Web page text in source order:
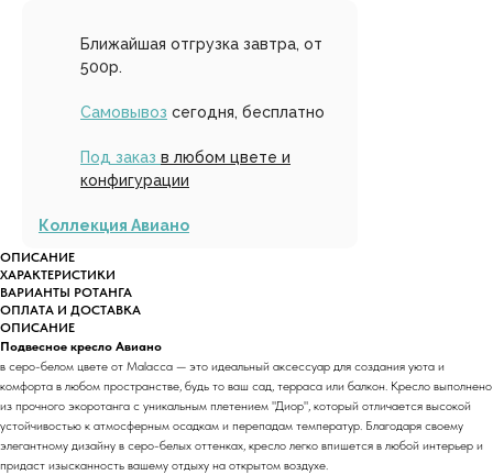
Ближайшая отгрузка завтра, от
500р.
Самовывоз сегодня, бесплатно
Под заказ в любом цвете и
конфигурации
Коллекция Авиано
ОПИСАНИЕ
ХАРАКТЕРИСТИКИ
ВАРИАНТЫ РОТАНГА
ОПЛАТА И ДОСТАВКА
ОПИСАНИЕ
Подвесное кресло Авиано
в серо-белом цвете от Malacca — это идеальный аксессуар для создания уюта и
комфорта в любом пространстве, будь то ваш сад, терраса или балкон. Кресло выполнено
из прочного экоротанга с уникальным плетением "Диор", который отличается высокой
устойчивостью к атмосферным осадкам и перепадам температур. Благодаря своему
элегантному дизайну в серо-белых оттенках, кресло легко впишется в любой интерьер и
придаст изысканность вашему отдыху на открытом воздухе.